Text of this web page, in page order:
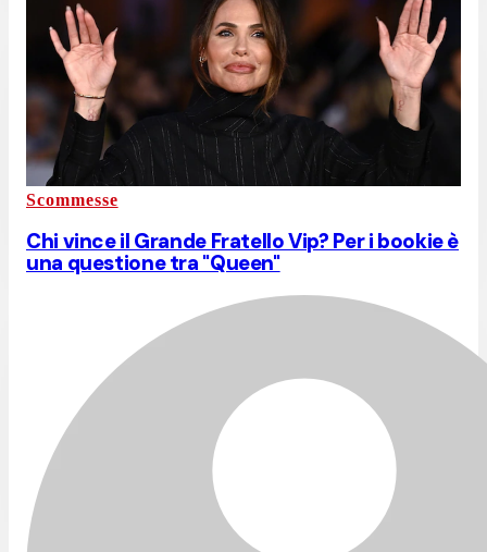
Scommesse
Chi vince il Grande Fratello Vip? Per i bookie è
una questione tra "Queen"